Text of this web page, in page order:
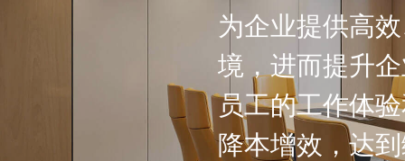
为企业提供高
境，进而提升
员工的工作体
降本增效，达